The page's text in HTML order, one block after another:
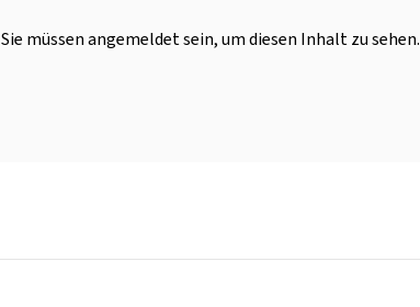
Sie müssen angemeldet sein, um diesen Inhalt zu sehen.